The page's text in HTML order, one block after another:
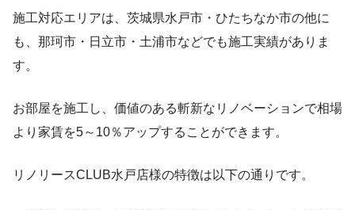
施工対応エリアは、茨城県水戸市・ひたちなか市の他に
も、那珂市・日立市・土浦市などでも施工実績がありま
す。
お部屋を施工し、価値のある斬新なリノベーションで相場
より家賃を5～10％アップすることができます。
リノリースCLUB水戸店様の特徴は以下の通りです。